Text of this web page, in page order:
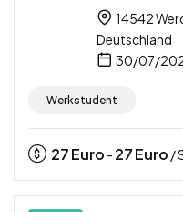
14542
Deutschland
30/07/
Werkstudent
27Euro - 27Euro /